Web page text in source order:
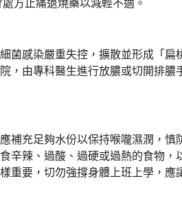
方止痛退燒藥以減輕不適。​
菌感染嚴重失控，擴散並形成「扁
，由專科醫生進行放膿或切開排膿
補充足夠水份以保持喉嚨濕潤，慎
辛辣、過酸、過硬或過熱的食物，
重要，切勿強撐身體上班上學，應